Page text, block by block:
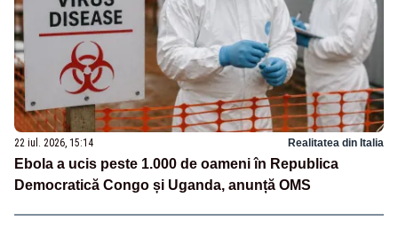
22 iul. 2026, 15:14 Realitatea din Italia
Ebola a ucis peste 1.000 de oameni în Republica
Democratică Congo și Uganda, anunță OMS